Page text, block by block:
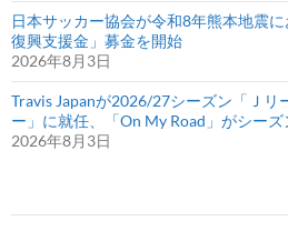
日本サッカー協会が令和8年熊本地震
復興支援金」募金を開始
2026年8月3日
Travis Japanが2026/27シーズン「Ｊリ
ー」に就任、「On My Road」がシーズ
2026年8月3日